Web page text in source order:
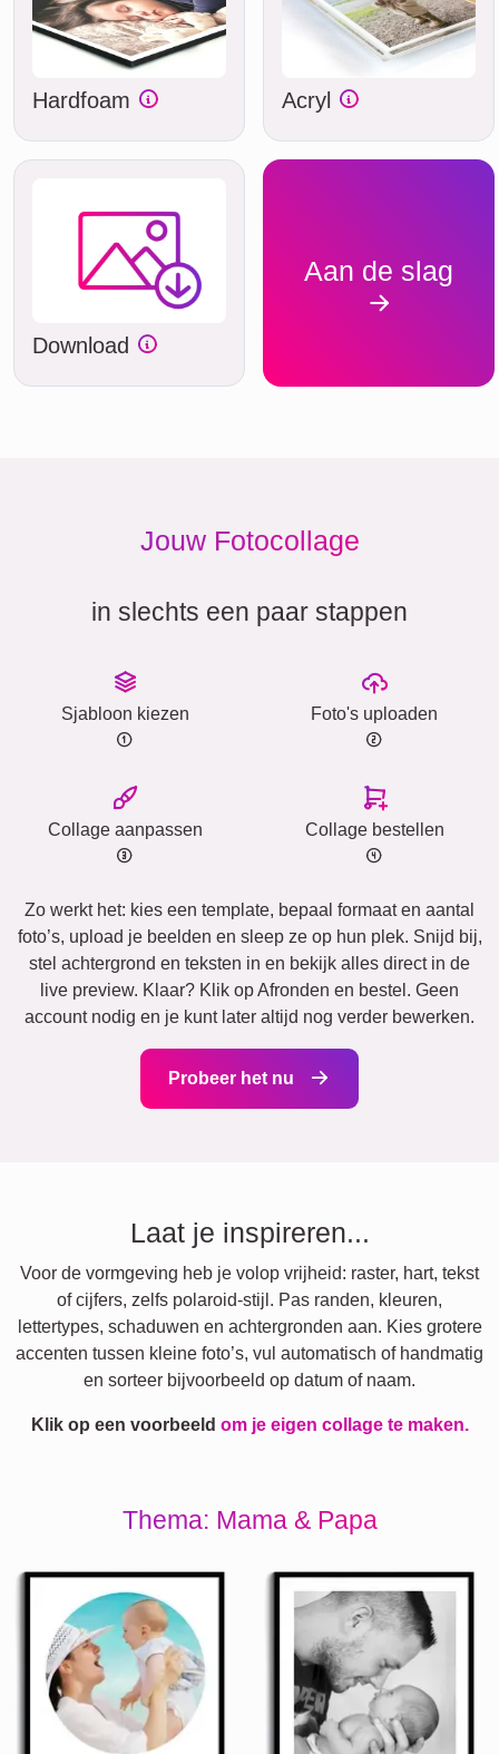
Hardfoam Acryl
Download
Aan de slag
Jouw Fotocollage
in slechts een paar stappen
Sjabloon kiezen Foto's uploaden
Collage aanpassen Collage bestellen
Zo werkt het: kies een template, bepaal formaat en aantal
foto’s, upload je beelden en sleep ze op hun plek. Snijd bij,
stel achtergrond en teksten in en bekijk alles direct in de
live preview. Klaar? Klik op Afronden en bestel. Geen
account nodig en je kunt later altijd nog verder bewerken.
Probeer het nu
Laat je inspireren...
Voor de vormgeving heb je volop vrijheid: raster, hart, tekst
of cijfers, zelfs polaroid-stijl. Pas randen, kleuren,
lettertypes, schaduwen en achtergronden aan. Kies grotere
accenten tussen kleine foto’s, vul automatisch of handmatig
en sorteer bijvoorbeeld op datum of naam.
Klik op een voorbeeld om je eigen collage te maken.
Thema: Mama & Papa